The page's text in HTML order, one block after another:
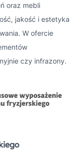
oraz mebli
jakość i estetyka
W ofercie
czy infrazony.